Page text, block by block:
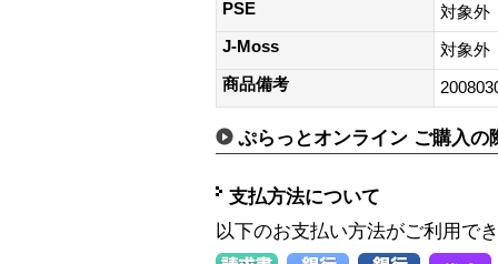
PSE
対象外
J-Moss
対象外
商品備考
ぷらっとオンライン ご購入の
支払方法について
以下のお支払い方法がご利用で